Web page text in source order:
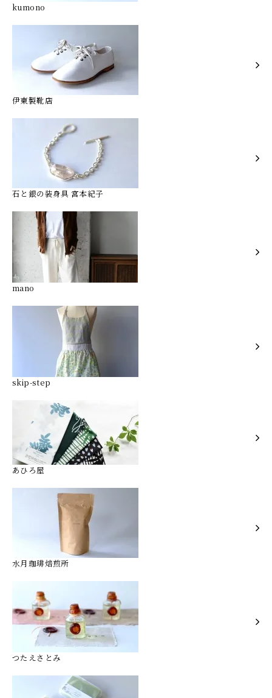
kumono
伊東製靴店
石と銀の装身具 宮本紀子
mano
skip-step
あひろ屋
水月珈琲焙煎所
つたえさとみ